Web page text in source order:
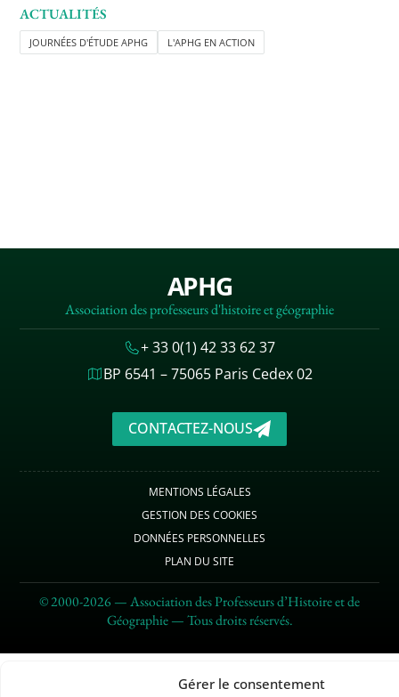
Gérer le consentement
ACTUALITÉS
JOURNÉES D'ÉTUDE APHG L'APHG EN ACTION
APHG
Association des professeurs d'histoire et géographie
+ 33 0(1) 42 33 62 37
BP 6541 – 75065 Paris Cedex 02
CONTACTEZ-NOUS
MENTIONS LÉGALES
GESTION DES COOKIES
DONNÉES PERSONNELLES
PLAN DU SITE
© 2000-2026 — Association des Professeurs d’Histoire et de
Géographie — Tous droits réservés.